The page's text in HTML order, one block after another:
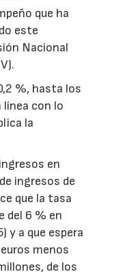
que ha
este
Nacional
%, hasta los
línea con lo
la
en
ingresos de
que la tasa
del 6 % en
y a que espera
menos
de los